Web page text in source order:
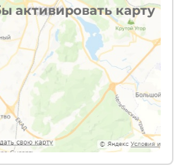
активировать карту